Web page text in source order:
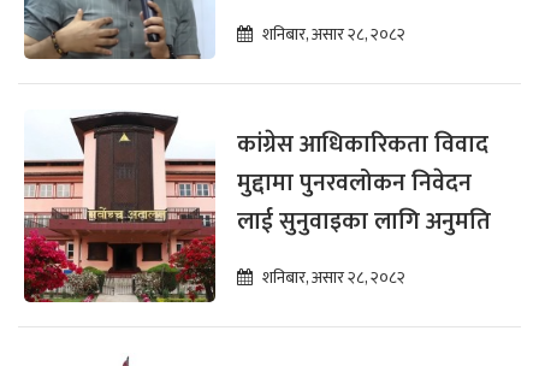
शनिबार, असार २८, २०८२
कांग्रेस आधिकारिकता विवाद
मुद्दामा पुनरवलोकन निवेदन
लाई सुनुवाइका लागि अनुमति
शनिबार, असार २८, २०८२